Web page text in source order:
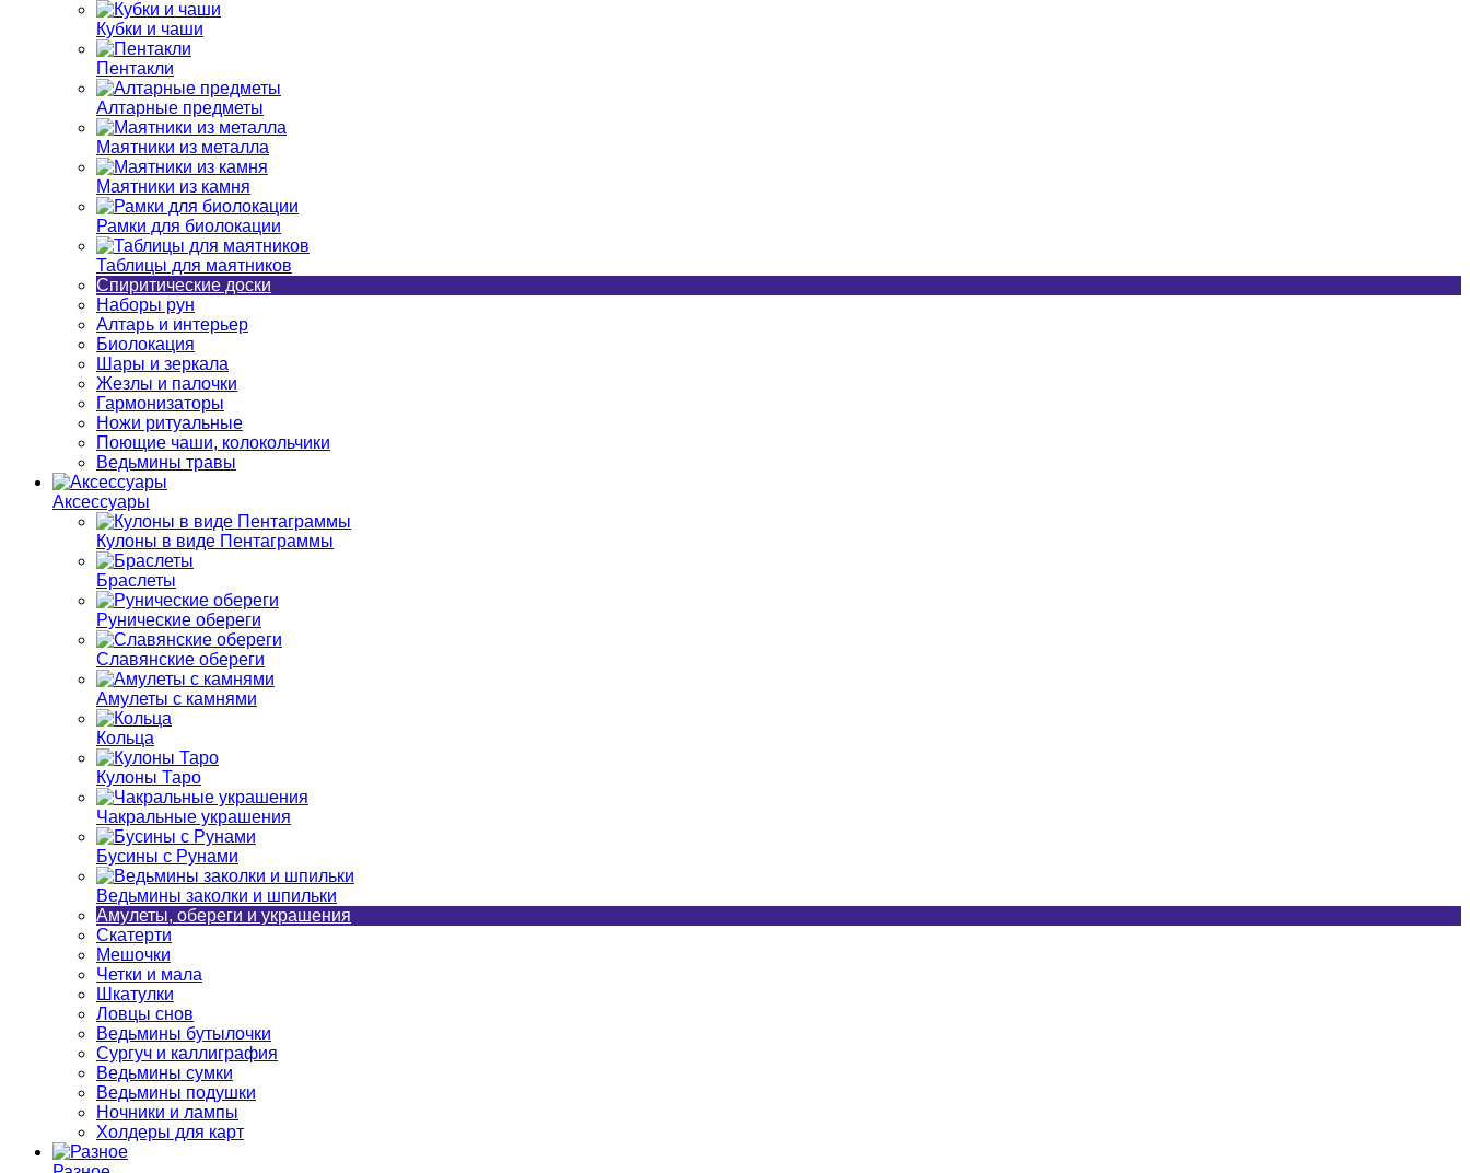
Кубки и чаши
Пентакли
Алтарные предметы
Маятники из металла
Маятники из камня
Рамки для биолокации
Таблицы для маятников
Спиритические доски
Наборы рун
Алтарь и интерьер
Биолокация
Шары и зеркала
Жезлы и палочки
Гармонизаторы
Ножи ритуальные
Поющие чаши, колокольчики
Ведьмины травы
Аксессуары
Кулоны в виде Пентаграммы
Браслеты
Рунические обереги
Славянские обереги
Амулеты с камнями
Кольца
Кулоны Таро
Чакральные украшения
Бусины с Рунами
Ведьмины заколки и шпильки
Амулеты, обереги и украшения
Скатерти
Мешочки
Четки и мала
Шкатулки
Ловцы снов
Ведьмины бутылочки
Сургуч и каллиграфия
Ведьмины сумки
Ведьмины подушки
Ночники и лампы
Холдеры для карт